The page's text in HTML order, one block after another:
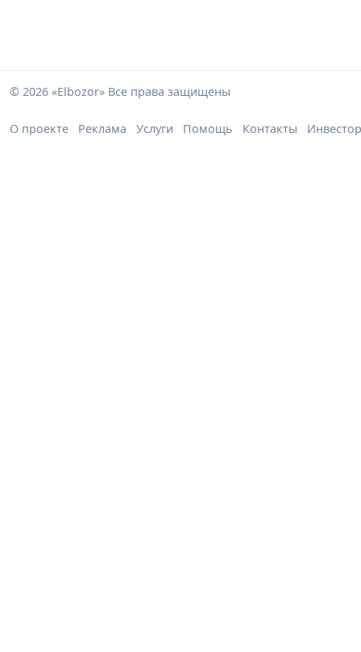
© 2026 «Elbozor» Все права защищены
О проекте Реклама Услуги Помощь Контакты